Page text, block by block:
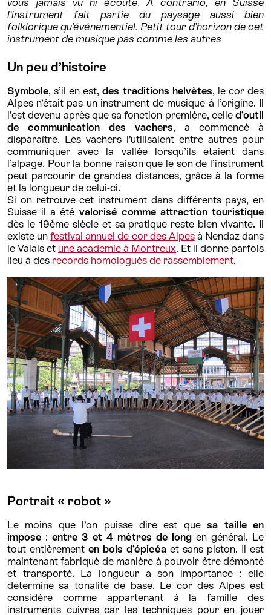
l’instrument fait partie du paysage aussi bien
folklorique qu’événementiel. Petit tour d’horizon de cet
instrument de musique pas comme les autres
Un peu d’histoire
Symbole, s’il en est,des traditions helvètes, le cor des
Alpes n’était pas un instrument de musique à l’origine. Il
l’est devenu après que sa fonction première, celle d’outil
de communication des vachers, a commencé à
disparaître. Les vachers l’utilisaient entre autres pour
communiquer avec la vallée lorsqu’ils étaient dans
l’alpage. Pour la bonne raison que le son de l’instrument
peut parcourir de grandes distances, grâce à la forme
et la longueur de celui-ci.
Si on retrouve cet instrument dans différents pays, en
Suisse il a été valorisé comme attraction touristique
dès le 19ème siècle et sa pratique reste bien vivante. Il
existe unfestival annuel de cor des Alpesà Nendaz dans
le Valais et une académie à Montreux. Et il donne parfois
lieu à des records homologués de rassemblement.
Portrait « robot »
Le moins que l’on puisse dire est quesa taille en
impose : entre 3 et 4 mètres de long en général. Le
tout entièrement en bois d’épicéa et sans piston. Il est
maintenant fabriqué de manière à pouvoir être démonté
et transporté. La longueur a son importance : elle
détermine sa tonalité de base. Le cor des Alpes est
considéré comme appartenant à la famille des
instruments cuivres car les techniques pour en jouer